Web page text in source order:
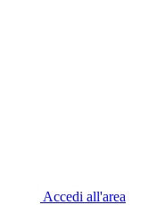
Accedi all'area